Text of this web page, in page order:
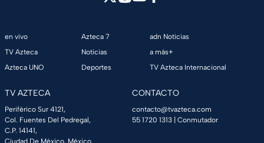
en vivo
TV Azteca
Azteca UNO
Azteca 7
Noticias
Deportes
adn Noticias
a más+
TV Azteca Internacional
TV AZTECA
Periférico Sur 4121,
Col. Fuentes Del Pedregal,
C.P. 14141,
Ciudad De México, México.
CONTACTO
contacto@tvazteca.com
55 1720 1313 | Conmutador